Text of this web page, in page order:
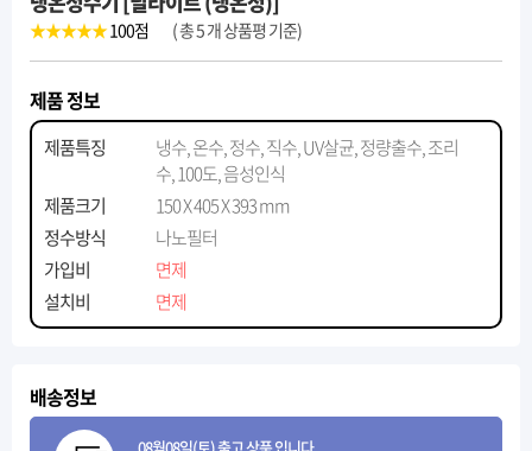
★★★★★100점 ( 총 5 개 상품평 기준)
제품 정보
제품특징
냉수, 온수, 정수, 직수, UV살균, 정량출수, 조리
수, 100도, 음성인식
제품크기
150 X 405 X 393 mm
정수방식
나노필터
가입비
면제
설치비
면제
배송정보